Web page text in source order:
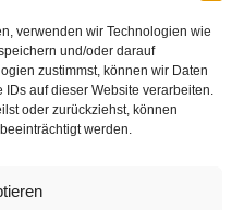
verwenden wir Technologien wie
und/oder darauf
zustimmst, können wir Daten
auf dieser Website verarbeiten.
oder zurückziehst, können
werden.